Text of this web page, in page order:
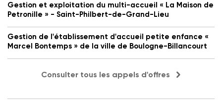
Gestion et exploitation du multi-accueil « La Maison de
Petronille » - Saint-Philbert-de-Grand-Lieu
Gestion de l'établissement d'accueil petite enfance «
Marcel Bontemps » de la ville de Boulogne-Billancourt
Consulter tous les appels d'offres